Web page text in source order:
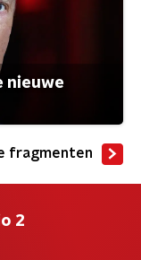
nieuwe
fragmenten
2